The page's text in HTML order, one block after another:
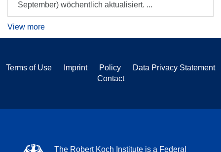
September) wöchentlich aktualisiert. ...
View more
Terms of Use Imprint Policy
Data Privacy Statement
Contact
The Robert Koch Institute is a Federal